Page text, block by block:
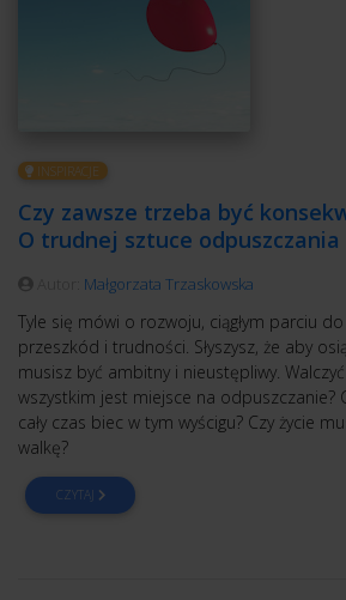
INSPIRACJE
Czy zawsze trzeba być
O trudnej sztuce odpuszczania
Małgorzata Trzaskowska
Tyle się mówi o rozwoju, ciągłym parciu
przeszkód i trudności. Słyszysz, że aby
musisz być ambitny i nieustępliwy.
wszystkim jest miejsce na odpuszczanie?
cały czas biec w tym wyścigu? Czy życie
walkę?
CZYTAJ